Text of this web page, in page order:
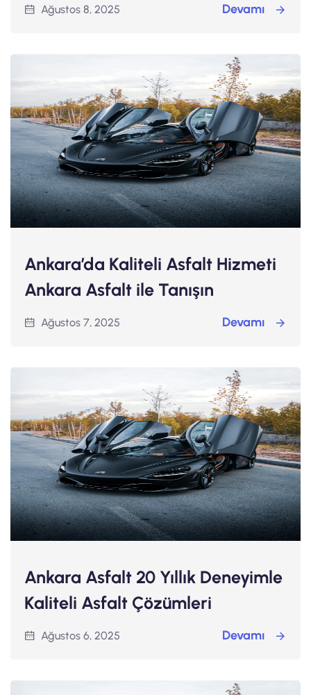
Ağustos 8, 2025 Devamı
Ankara’da Kaliteli Asfalt Hizmeti
Ankara Asfalt ile Tanışın
Ağustos 7, 2025 Devamı
Ankara Asfalt 20 Yıllık Deneyimle
Kaliteli Asfalt Çözümleri
Ağustos 6, 2025 Devamı